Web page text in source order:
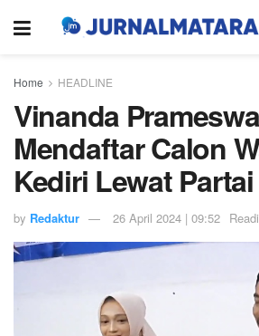
Home HEADLINE
Vinanda
Mendaftar Calon
Kediri Lewat
by Redaktur 26 April 2024 | 09:52